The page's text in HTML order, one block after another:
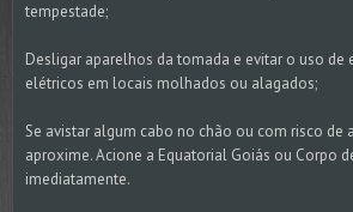
tempestade;
Desligar aparelhos da tomada e evitar o uso de
elétricos em locais molhados ou alagados;
Se avistar algum cabo no chão ou com risco de
aproxime. Acione a Equatorial Goiás ou Corpo
imediatamente.